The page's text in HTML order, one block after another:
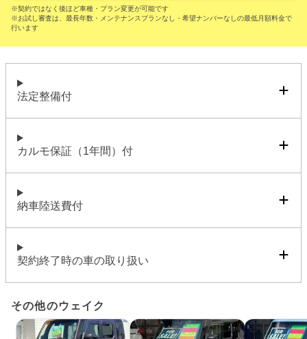
※契約ではなく後ほど車種・プラン変更が可能です
※お試し審査は、最長年数・メンテナンスプランなし・希望ナンバーなしの最低月額料金で
行います
法定整備付
カルモ保証（1年間）付
納車陸送費付
契約終了時の車の取り扱い
その他のウェイク